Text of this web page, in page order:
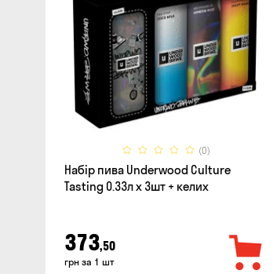
(0)
Набір пива Underwood Culture
Tasting 0.33л x 3шт + келих
373,50
грн за 1 шт